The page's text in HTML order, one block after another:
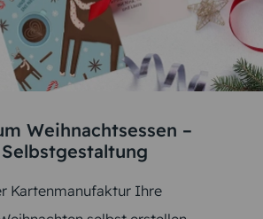
Weihnachtsessen –
Kartenmanufaktur Ihre